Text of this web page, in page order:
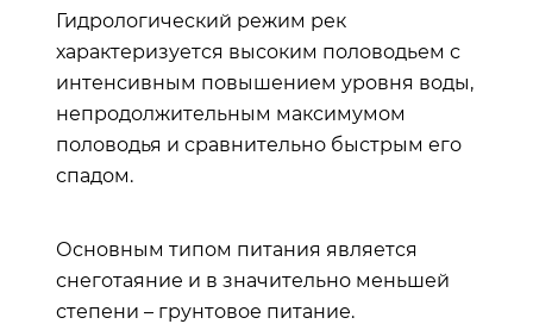
Гидрологический режим рек
характеризуется высоким половодьем с
интенсивным повышением уровня воды,
непродолжительным максимумом
половодья и сравнительно быстрым его
спадом.
Основным типом питания является
снеготаяние и в значительно меньшей
степени – грунтовое питание.